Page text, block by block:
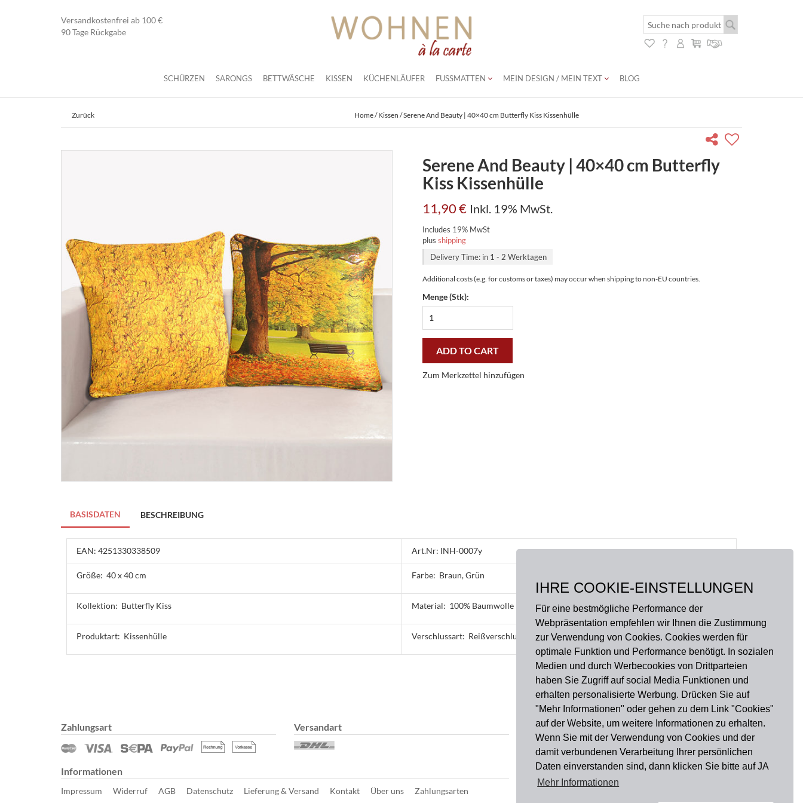
IHRE COOKIE-EINSTELLUNGEN
Für eine bestmögliche Performance der
Webpräsentation empfehlen wir Ihnen die Zustimmung
zur Verwendung von Cookies. Cookies werden für
optimale Funktion und Performance benötigt. In sozialen
Medien und durch Werbecookies von Drittparteien
haben Sie Zugriff auf social Media Funktionen und
erhalten personalisierte Werbung. Drücken Sie auf
"Mehr Informationen" oder gehen zu dem Link "Cookies"
auf der Website, um weitere Informationen zu erhalten.
Wenn Sie mit der Verwendung von Cookies und der
damit verbundenen Verarbeitung Ihrer persönlichen
Daten einverstanden sind, dann klicken Sie bitte auf JA
Mehr Informationen
Versandkostenfrei ab 100 €
90 Tage Rückgabe
SCHÜRZEN SARONGS BETTWÄSCHE KISSEN KÜCHENLÄUFER FUSSMATTEN MEIN DESIGN / MEIN TEXT BLOG
Zurück Home/Kissen / Serene And Beauty | 40×40 cm Butterfly Kiss Kissenhülle
Serene And Beauty | 40×40 cm Butterfly
Kiss Kissenhülle
11,90€ Inkl. 19% MwSt.
Includes 19% MwSt
plus shipping
Delivery Time: in 1 - 2 Werktagen
Additional costs (e.g. for customs or taxes) may occur when shipping to non-EU countries.
Menge (Stk):
And
cm
ADD TO CART
Zum Merkzettel hinzufügen
BASISDATEN BESCHREIBUNG
EAN: 4251330338509 Art.Nr: INH-0007y
Größe: 40 x 40 cm Farbe: Braun, Grün
Kollektion: Butterfly Kiss Material: 100% Baumwolle
Produktart: Kissenhülle Verschlussart: Reißverschluss
Zahlungsart Versandart Du findest uns auch auf
Informationen
Impressum Widerruf AGB Datenschutz Lieferung & Versand Kontakt Über uns
Zahlungsarten